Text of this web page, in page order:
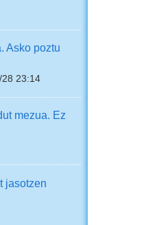
Asko poztu
28 23:14
mezua. Ez
jasotzen